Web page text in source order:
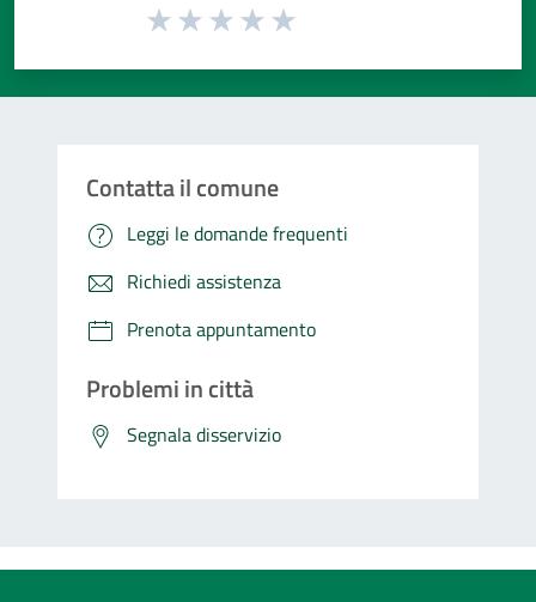
Valuta da 1 a 5 stelle la pagina
Contatta il comune
Leggi le domande frequenti
Richiedi assistenza
Prenota appuntamento
Problemi in città
Segnala disservizio